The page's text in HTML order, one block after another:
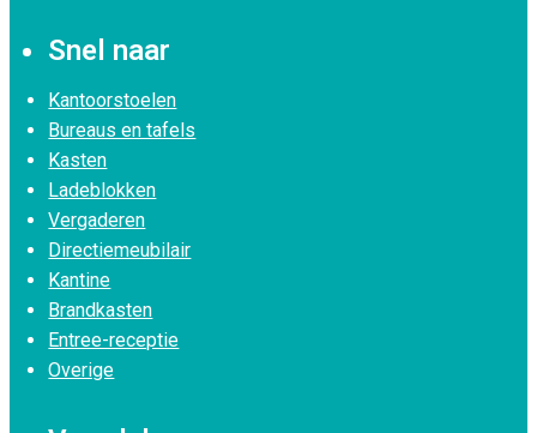
Snel naar
Kantoorstoelen
Bureaus en tafels
Kasten
Ladeblokken
Vergaderen
Directiemeubilair
Kantine
Brandkasten
Entree-receptie
Overige